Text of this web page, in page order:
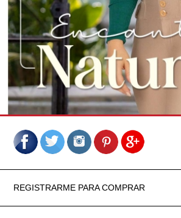
REGISTRARME PARA COMPRAR